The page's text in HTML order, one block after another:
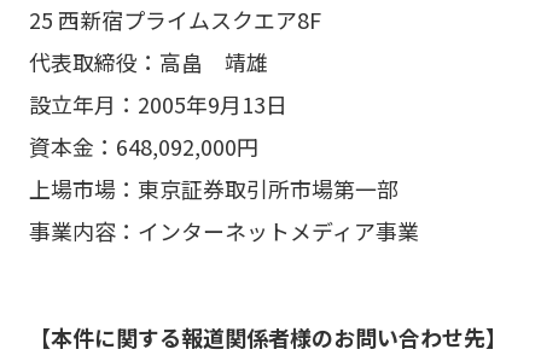
25 西新宿プライムスクエア8F
代表取締役：高畠 靖雄
設立年月：2005年9月13日
資本金：648,092,000円
上場市場：東京証券取引所市場第一部
事業内容：インターネットメディア事業
【本件に関する報道関係者様のお問い合わせ先】